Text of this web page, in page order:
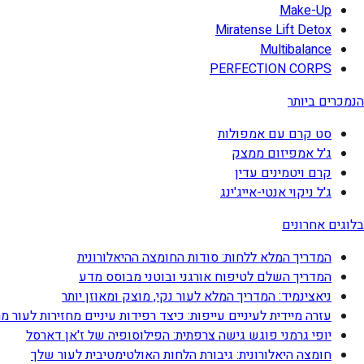
Make-Up
Miratense Lift Detox
Multibalance
PERFECTION CORPS
הנמכרים ביותר
סט קרם עם אמפולות
ג'ל אמפיזום ממצק
קרם ויטמינים עדין
ג'ל ניקוי אנטי-אייג'ינג
בלוגים אחרונים
המדריך המלא ללחות: סודות החומצה ההיאלורונית
המדריך השלם לטיפוח אורגני ובוטני מבוסס מדע
ניאצינמיד: המדריך המלא לעור נקי, מוצק ומאוזן יותר
עזרה מיידית לעיניים עייפות: כיצד רפידות עיניים מחזירות לעור
יופי גרמני פוגש גישה צרפתית: הפילוסופיה של ז'אן דארסל
חומצה היאלורונית: גיבורת הלחות האולטימטיבית לעור שלך